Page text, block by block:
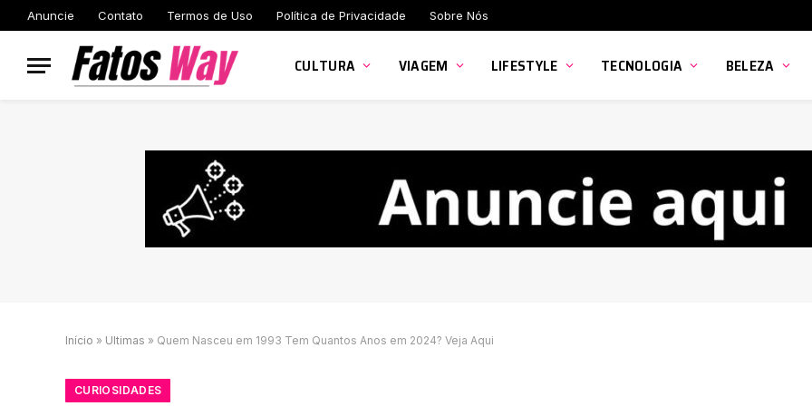
Anuncie Contato Termos de Uso Política de Privacidade Sobre Nós
CULTURA VIAGEM LIFESTYLE TECNOLOGIA BELEZA
Início » Ultimas » Quem Nasceu em 1993 Tem Quantos Anos em 2024? Veja Aqui
CURIOSIDADES